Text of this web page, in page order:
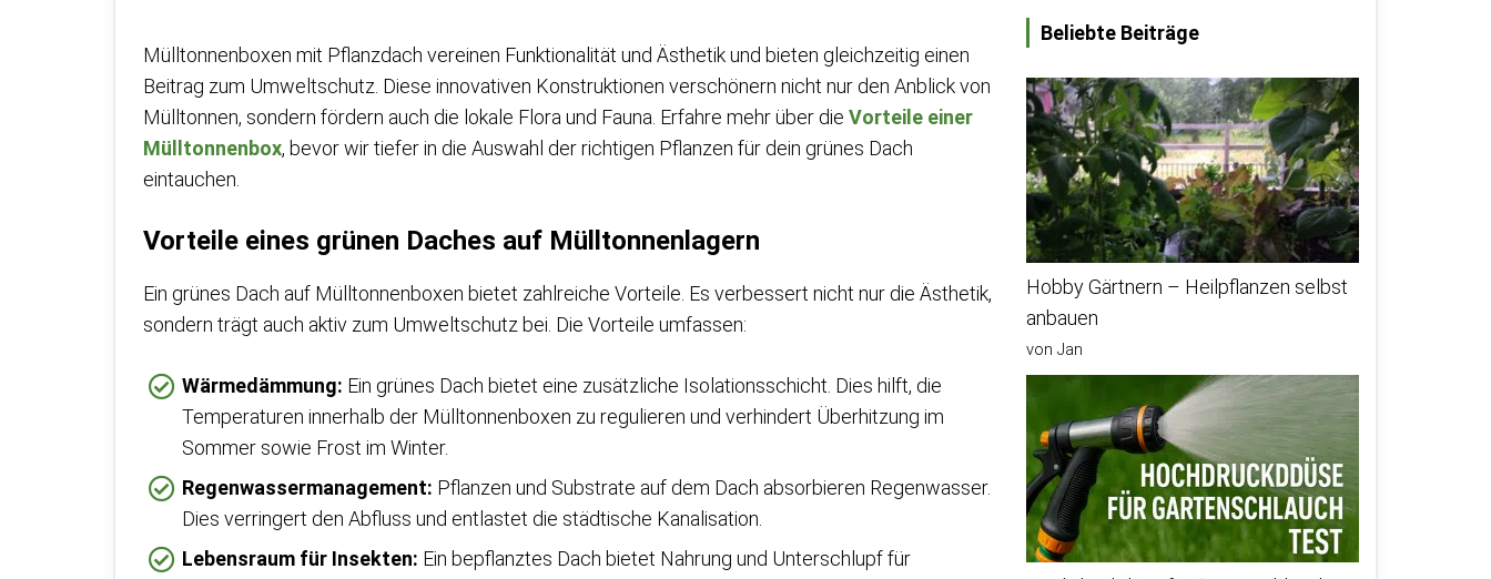
Mülltonnenboxen mit Pflanzdach vereinen Funktionalität und Ästhetik und bieten gleichzeitig einen
Beitrag zum Umweltschutz. Diese innovativen Konstruktionen verschönern nicht nur den Anblick von
Mülltonnen, sondern fördern auch die lokale Flora und Fauna. Erfahre mehr über die Vorteile einer
Mülltonnenbox, bevor wir tiefer in die Auswahl der richtigen Pflanzen für dein grünes Dach
eintauchen.
Vorteile eines grünen Daches auf Mülltonnenlagern
Ein grünes Dach auf Mülltonnenboxen bietet zahlreiche Vorteile. Es verbessert nicht nur die Ästhetik,
sondern trägt auch aktiv zum Umweltschutz bei. Die Vorteile umfassen:
Wärmedämmung: Ein grünes Dach bietet eine zusätzliche Isolationsschicht. Dies hilft, die
Temperaturen innerhalb der Mülltonnenboxen zu regulieren und verhindert Überhitzung im
Sommer sowie Frost im Winter.
Regenwassermanagement: Pflanzen und Substrate auf dem Dach absorbieren Regenwasser.
Dies verringert den Abfluss und entlastet die städtische Kanalisation.
Lebensraum für Insekten: Ein bepflanztes Dach bietet Nahrung und Unterschlupf für
Beliebte Beiträge
Hobby Gärtnern – Heilpflanzen selbst
anbauen
von Jan